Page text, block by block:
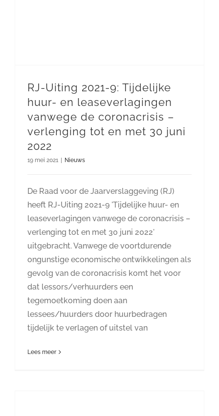
RJ-Uiting 2021-9: Tijdelijke
huur- en leaseverlagingen
vanwege de coronacrisis –
verlenging tot en met 30 juni
2022
19 mei 2021 | Nieuws
De Raad voor de Jaarverslaggeving (RJ)
heeft RJ-Uiting 2021-9 'Tijdelijke huur- en
leaseverlagingen vanwege de coronacrisis –
verlenging tot en met 30 juni 2022'
uitgebracht. Vanwege de voortdurende
ongunstige economische ontwikkelingen als
gevolg van de coronacrisis komt het voor
dat lessors/verhuurders een
tegemoetkoming doen aan
lessees/huurders door huurbedragen
tijdelijk te verlagen of uitstel van
Lees meer